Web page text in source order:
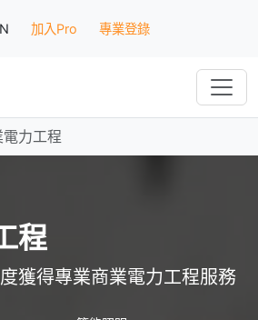
加入Pro 專業登錄
電力工程
程
獲得專業商業電力工程服務